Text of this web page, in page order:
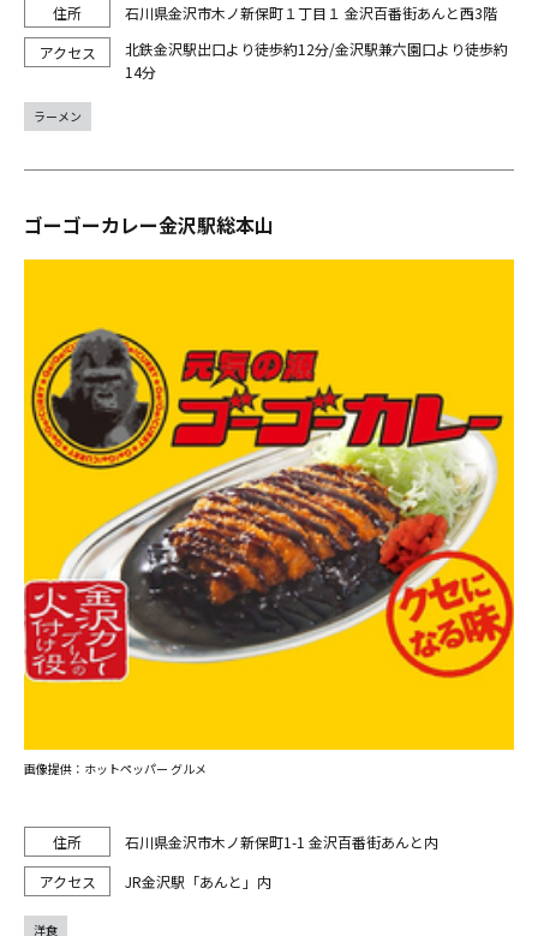
石川県金沢市木ノ新保町１丁目１ 金沢百番街あんと西3階
北鉄金沢駅出口より徒歩約12分/金沢駅兼六園口より徒歩約
14分
ラーメン
ゴーゴーカレー金沢駅総本山
石川県金沢市木ノ新保町1-1 金沢百番街あんと内
JR金沢駅「あんと」内
画像提供：ホットペッパー グルメ
洋食